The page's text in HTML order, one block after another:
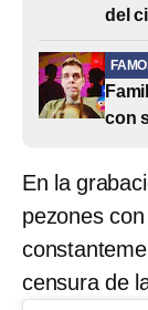
del
con
En la
pezones
censura de